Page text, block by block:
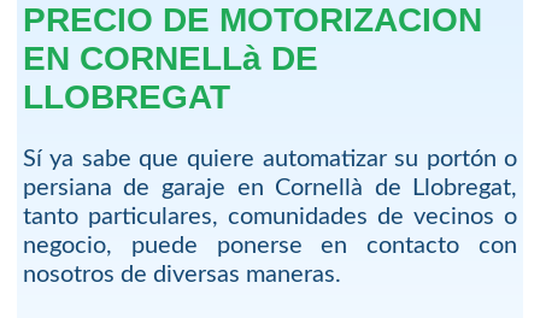
PRECIO DE MOTORIZACION
EN CORNELLà DE
LLOBREGAT
Sí ya sabe que quiere automatizar su portón o
persiana de garaje en Cornellà de Llobregat,
tanto particulares, comunidades de vecinos o
negocio, puede ponerse en contacto con
nosotros de diversas maneras.